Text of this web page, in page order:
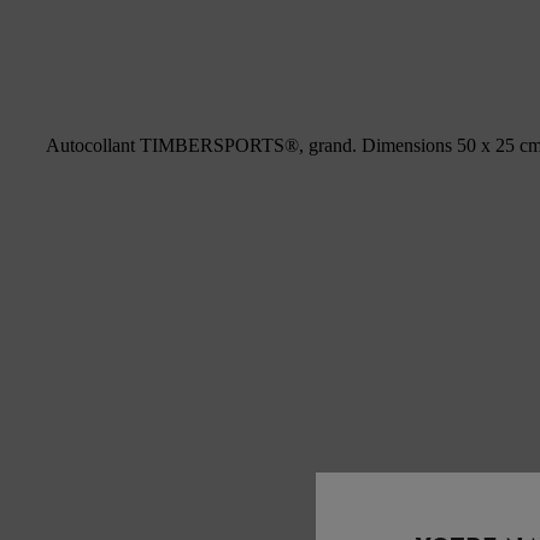
Autocollant TIMBERSPORTS®, grand. Dimensions 50 x 25